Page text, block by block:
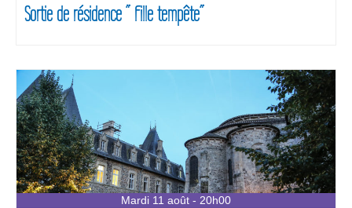
Sortie de résidence ” Fille tempête”
Mardi 11 août - 20h00